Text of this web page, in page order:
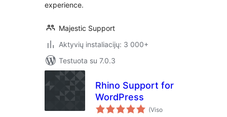
experience.
Majestic Support
Aktyvių instaliacijų: 3 000+
Testuota su 7.0.3
Rhino Support for
WordPress
(Viso